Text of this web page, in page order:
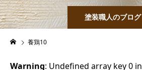
塗装職人のブログ
養鶏10
Warning: Undefined array key 0 in